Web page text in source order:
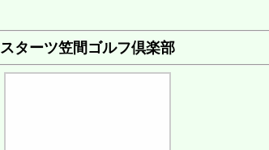
スターツ笠間ゴルフ倶楽部